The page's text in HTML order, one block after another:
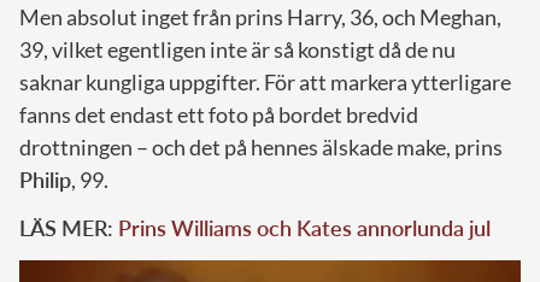
Men absolut inget från prins Harry, 36, och Meghan,
39, vilket egentligen inte är så konstigt då de nu
saknar kungliga uppgifter. För att markera ytterligare
fanns det endast ett foto på bordet bredvid
drottningen – och det på hennes älskade make, prins
Philip, 99.
LÄS MER: Prins Williams och Kates annorlunda jul